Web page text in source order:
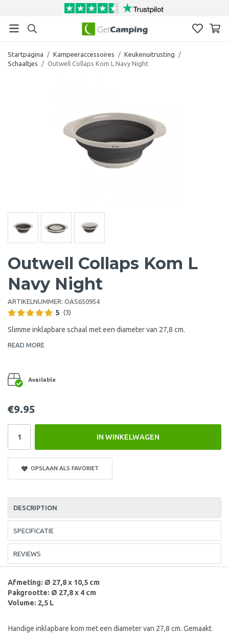
Startpagina / Kampeeraccessoires / Keukenuitrusting
/
Schaaltjes
/ Outwell Collaps Kom L Navy Night
Outwell Collaps Kom L
Navy Night
ARTIKELNUMMER: OAS650954
5 (3)
Slimme inklapbare schaal met een diameter van 27,8 cm.
READ MORE
Available
€9.95
IN WINKELWAGEN
OPSLAAN ALS FAVORIET
DESCRIPTION
SPECIFICATIE
REVIEWS
Afmeting: Ø 27,8 x 10,5 cm
Pakgrootte: Ø 27,8 x 4 cm
Volume: 2,5 L
Handige inklapbare kom met een diameter van 27,8 cm. Gemaakt